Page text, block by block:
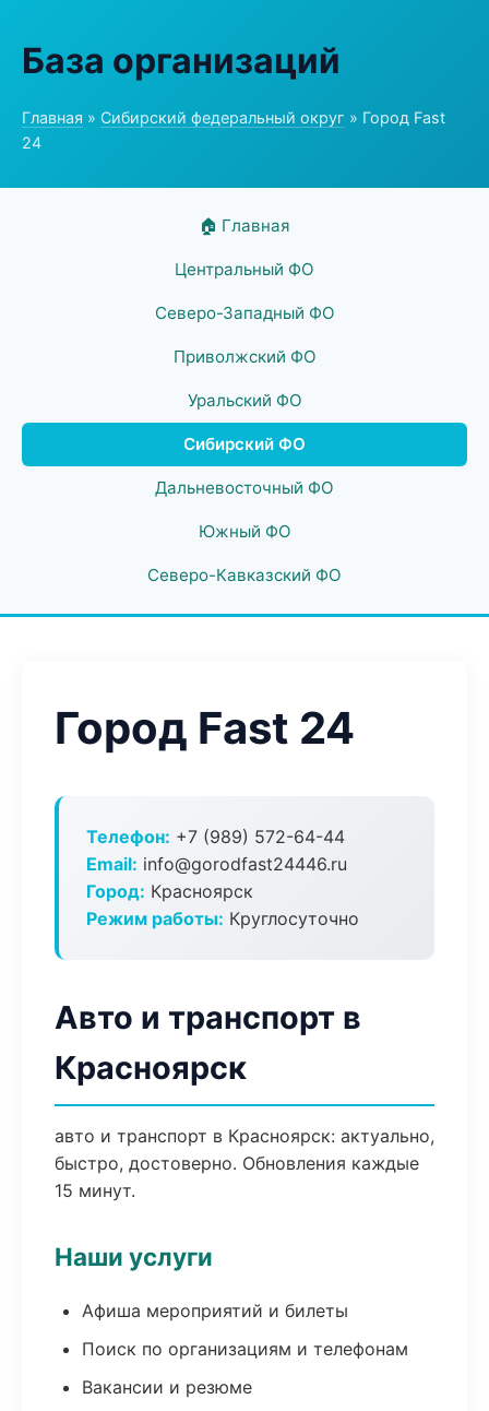
База организаций
Главная » Сибирский федеральный округ » Город Fast
24
🏠 Главная
Центральный ФО
Северо-Западный ФО
Приволжский ФО
Уральский ФО
Сибирский ФО
Дальневосточный ФО
Южный ФО
Северо-Кавказский ФО
Город Fast 24
Телефон: +7 (989) 572-64-44
Email: info@gorodfast24446.ru
Город: Красноярск
Режим работы: Круглосуточно
Авто и транспорт в
Красноярск
авто и транспорт в Красноярск: актуально,
быстро, достоверно. Обновления каждые
15 минут.
Наши услуги
Афиша мероприятий и билеты
Поиск по организациям и телефонам
Вакансии и резюме